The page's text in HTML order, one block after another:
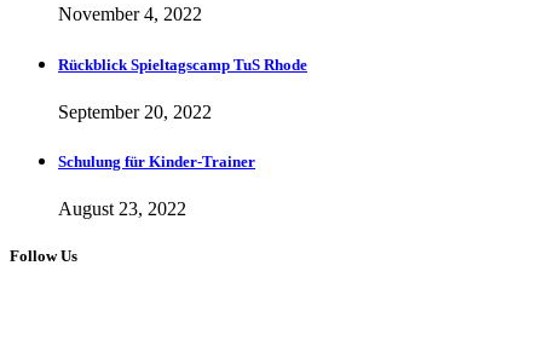
November 4, 2022
Rückblick Spieltagscamp TuS Rhode
September 20, 2022
Schulung für Kinder-Trainer
August 23, 2022
Follow Us